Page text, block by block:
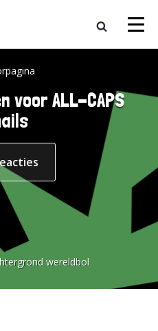
voor ALL-CAPS
wereldbol